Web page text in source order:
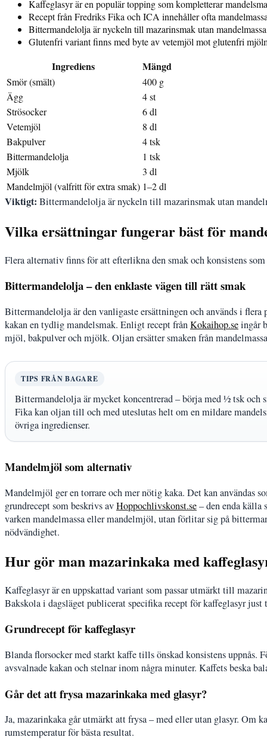
Kaffeglasyr är en populär topping som kompletterar
Recept från Fredriks Fika och ICA innehåller ofta
Bittermandelolja är nyckeln till mazarinsmak utan
Glutenfri variant finns med byte av vetemjöl mot glutenfri
Ingrediens Mängd
Smör (smält)
400 g
Ägg
4 st
Strösocker
6 dl
Vetemjöl
8 dl
Bakpulver
4 tsk
Bittermandelolja
1 tsk
Mjölk
3 dl
Mandelmjöl (valfritt för extra smak) 1–2 dl
Viktigt: Bittermandelolja är nyckeln till mazarinsmak utan
Vilka ersättningar fungerar bäst för
Flera alternativ finns för att efterlikna den smak och konsistens
Bittermandelolja – den enklaste vägen till rätt smak
Bittermandelolja är den vanligaste ersättningen och används i
kakan en tydlig mandelsmak. Enligt recept frånKokaihop.seingår
mjöl, bakpulver och mjölk. Oljan ersätter smaken från
TIPS FRÅN BAGARE
Bittermandelolja är mycket koncentrerad – börja med ½ tsk och
Fika kan oljan till och med uteslutas helt om en mildare
övriga ingredienser.
Mandelmjöl som alternativ
Mandelmjöl ger en torrare och mer nötig kaka. Det kan
grundrecept som beskrivs avHoppochlivskonst.se– den enda källa
varken mandelmassa eller mandelmjöl, utan förlitar sig på
nödvändighet.
Hur gör man mazarinkaka med
Kaffeglasyr är en uppskattad variant som passar utmärkt till
Bakskola i dagsläget publicerat specifika recept för kaffeglasyr
Grundrecept för kaffeglasyr
Blanda florsocker med starkt kaffe tills önskad konsistens uppnås.
avsvalnade kakan och stelnar inom några minuter. Kaffets beska
Går det att frysa mazarinkaka med glasyr?
Ja, mazarinkaka går utmärkt att frysa – med eller utan glasyr. Om
rumstemperatur för bästa resultat.